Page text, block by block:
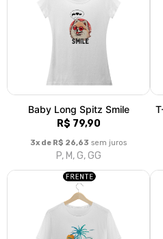
T-Shirt Summer Vibes
A partir de R$ 79,90
P, M, G, GG, XGG